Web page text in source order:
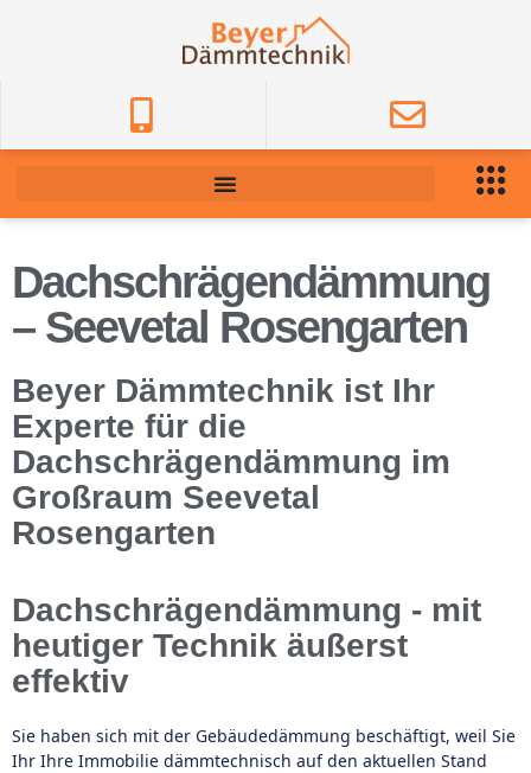
Dachschrägendämmung
– Seevetal Rosengarten
Beyer Dämmtechnik ist Ihr
Experte für die
Dachschrägendämmung im
Großraum Seevetal
Rosengarten
Dachschrägendämmung - mit
heutiger Technik äußerst
effektiv
Sie haben sich mit der Gebäudedämmung beschäftigt, weil Sie
Ihr Ihre Immobilie dämmtechnisch auf den aktuellen Stand